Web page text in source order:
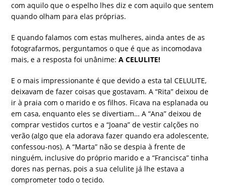
com aquilo que o espelho lhes diz e com aquilo que sentem
quando olham para elas próprias.
E quando falamos com estas mulheres, ainda antes de as
fotografarmos, perguntamos o que é que as incomodava
mais, e a resposta foi unânime:A CELULITE!
E o mais impressionante é que devido a esta tal CELULITE,
deixavam de fazer coisas que gostavam. A “Rita” deixou de
ir à praia com o marido e os filhos. Ficava na esplanada ou
em casa, enquanto eles se divertiam… A “Ana” deixou de
comprar vestidos curtos e a “Joana” de vestir calções no
verão (algo que ela adorava fazer quando era adolescente,
confessou-nos). A “Marta” não se despia à frente de
ninguém, inclusive do próprio marido e a “Francisca” tinha
dores nas pernas, pois a sua celulite já lhe estava a
comprometer todo o tecido.